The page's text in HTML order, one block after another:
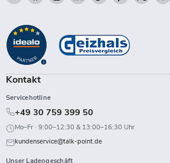
Talk-
Sie
auf
Facebook
Sie
auf
Instagram
Sie
auf
LinkedIn
Sie
auf
TikTok
Sie
Twitch
Sie
Kontakt
Servicehotline
+49 30 759 399 50
Mo–Fr · 9:00–12:30 & 13:00–16:30 Uhr
kundenservice@talk-point.de
Unser Ladengeschäft